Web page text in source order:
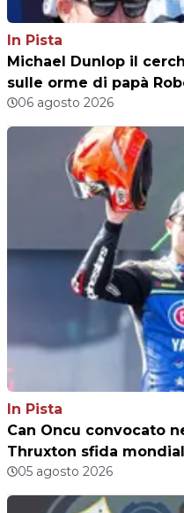
In Pista
Michael Dunlop il
sulle orme di papà
06 agosto 2026
In Pista
Can Oncu convocato
Thruxton sfida
05 agosto 2026